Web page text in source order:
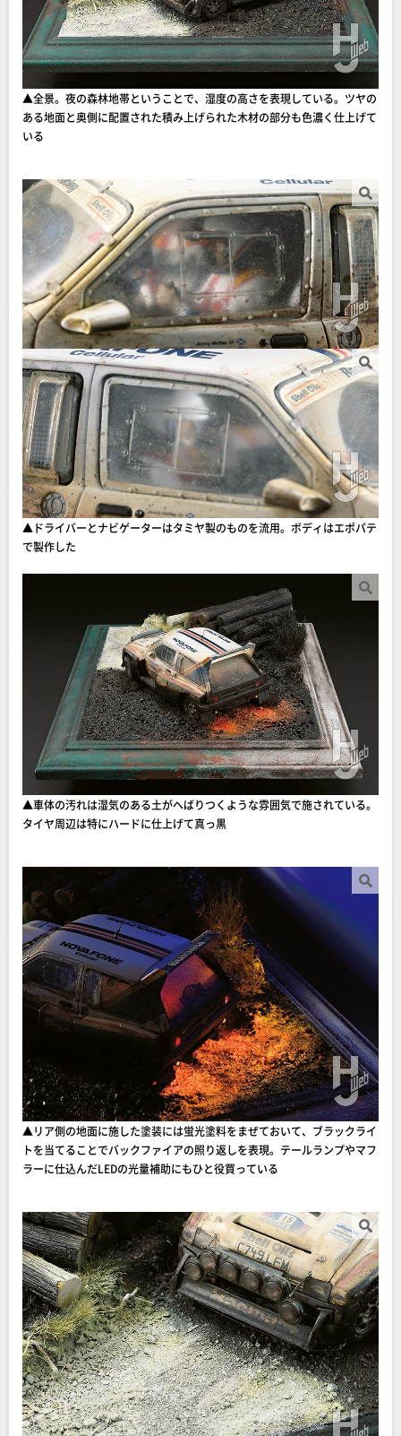
▲全景。夜の森林地帯ということで、湿度の高さを表現している。ツヤの
ある地面と奥側に配置された積み上げられた木材の部分も色濃く仕上げて
いる
▲ドライバーとナビゲーターはタミヤ製のものを流用。ボディはエポパテ
で製作した
▲車体の汚れは湿気のある土がへばりつくような雰囲気で施されている。
タイヤ周辺は特にハードに仕上げて真っ黒
▲リア側の地面に施した塗装には蛍光塗料をまぜておいて、ブラックライ
トを当てることでバックファイアの照り返しを表現。テールランプやマフ
ラーに仕込んだLEDの光量補助にもひと役買っている